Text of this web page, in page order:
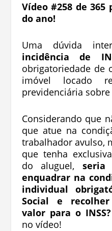
Vídeo #258 de 365
do ano!
Uma dúvida
incidência de
obrigatoriedade de
imóvel locado
previdenciária
Considerando que
que atue na
trabalhador avulso,
que tenha
do aluguel,
enquadrar na
individual
Social e
valor para o INSS?
no vídeo!